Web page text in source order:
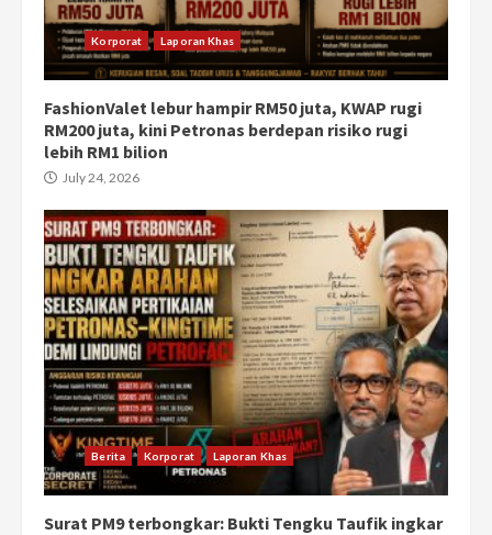
Korporat Laporan Khas
FashionValet lebur hampir RM50 juta, KWAP rugi
RM200 juta, kini Petronas berdepan risiko rugi
lebih RM1 bilion
July 24, 2026
Berita Korporat Laporan Khas
Surat PM9 terbongkar: Bukti Tengku Taufik ingkar